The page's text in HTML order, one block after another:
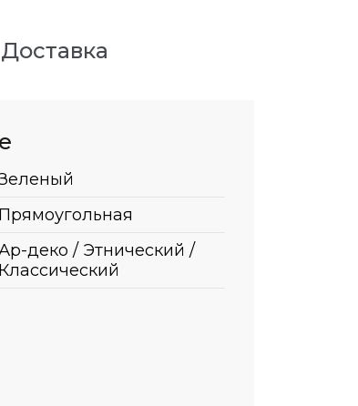
Доставка
Прямоугольная
деко / Этнический /
Классический